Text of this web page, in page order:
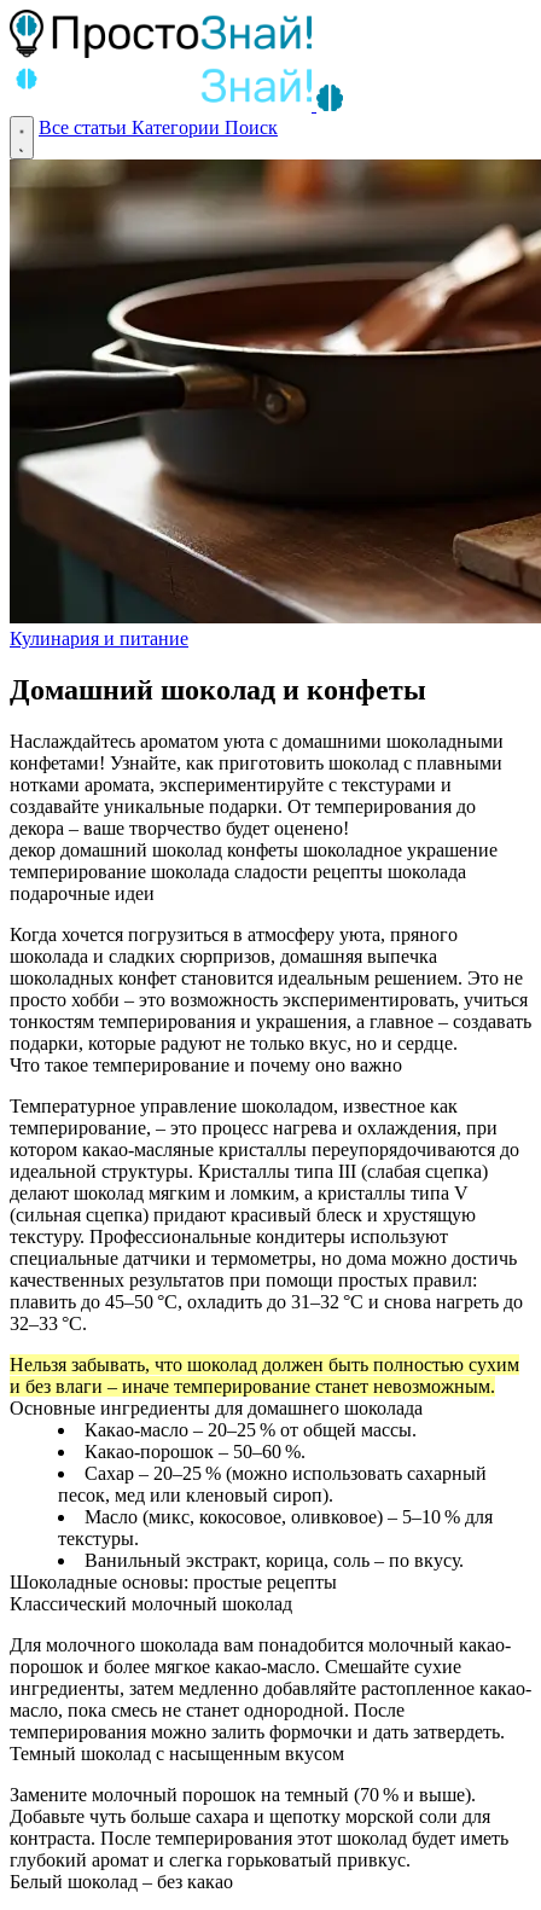
Все статьи Категории Поиск
Кулинария и питание
Домашний шоколад и конфеты
Наслаждайтесь ароматом уюта с домашними шоколадными
конфетами! Узнайте, как приготовить шоколад с плавными
нотками аромата, экспериментируйте с текстурами и
создавайте уникальные подарки. От темперирования до
декора – ваше творчество будет оценено!
декор домашний шоколад конфеты шоколадное украшение
темперирование шоколада сладости рецепты шоколада
подарочные идеи
Когда хочется погрузиться в атмосферу уюта, пряного
шоколада и сладких сюрпризов, домашняя выпечка
шоколадных конфет становится идеальным решением. Это не
просто хобби – это возможность экспериментировать, учиться
тонкостям темперирования и украшения, а главное – создавать
подарки, которые радуют не только вкус, но и сердце.
Что такое темперирование и почему оно важно
Температурное управление шоколадом, известное как
темперирование, – это процесс нагрева и охлаждения, при
котором какао-масляные кристаллы переупорядочиваются до
идеальной структуры. Кристаллы типа III (слабая сцепка)
делают шоколад мягким и ломким, а кристаллы типа V
(сильная сцепка) придают красивый блеск и хрустящую
текстуру. Профессиональные кондитеры используют
специальные датчики и термометры, но дома можно достичь
качественных результатов при помощи простых правил:
плавить до 45–50 °C, охладить до 31–32 °C и снова нагреть до
32–33 °C.
Нельзя забывать, что шоколад должен быть полностью сухим
и без влаги – иначе темперирование станет невозможным.
Основные ингредиенты для домашнего шоколада
Какао-масло – 20–25 % от общей массы.
Какао-порошок – 50–60 %.
Сахар – 20–25 % (можно использовать сахарный
песок, мед или кленовый сироп).
Масло (микс, кокосовое, оливковое) – 5–10 % для
текстуры.
Ванильный экстракт, корица, соль – по вкусу.
Шоколадные основы: простые рецепты
Классический молочный шоколад
Для молочного шоколада вам понадобится молочный какао-
порошок и более мягкое какао-масло. Смешайте сухие
ингредиенты, затем медленно добавляйте растопленное какао-
масло, пока смесь не станет однородной. После
темперирования можно залить формочки и дать затвердеть.
Темный шоколад с насыщенным вкусом
Замените молочный порошок на темный (70 % и выше).
Добавьте чуть больше сахара и щепотку морской соли для
контраста. После темперирования этот шоколад будет иметь
глубокий аромат и слегка горьковатый привкус.
Белый шоколад – без какао